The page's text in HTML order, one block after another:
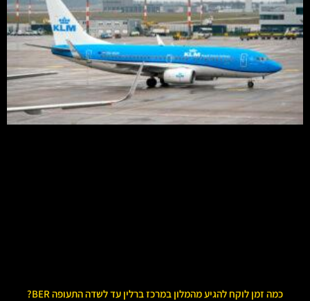
כמה זמן לוקח להגיע מהמלון במרכז ברלין עד לשדה התעופה BER?